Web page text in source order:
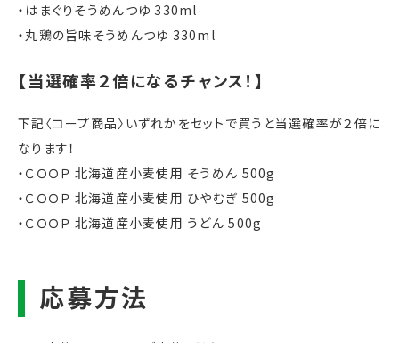
・はまぐりそうめんつゆ 330ml
・丸鶏の旨味そうめんつゆ 330ml
下記〈コープ商品〉いずれかをセットで買うと当選確率が２倍に
なります！
・ＣＯＯＰ 北海道産小麦使用 そうめん 500g
・ＣＯＯＰ 北海道産小麦使用 ひやむぎ 500g
・ＣＯＯＰ 北海道産小麦使用 うどん 500g